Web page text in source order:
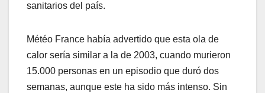
sanitarios del país.
Météo France había advertido que esta ola de
calor sería similar a la de 2003, cuando murieron
15.000 personas en un episodio que duró dos
semanas, aunque este ha sido más intenso. Sin